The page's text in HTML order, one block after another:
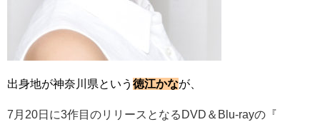
出身地が神奈川県という 徳江かなが、
7月20日に3作目のリリースとなるDVD＆Blu-rayの『